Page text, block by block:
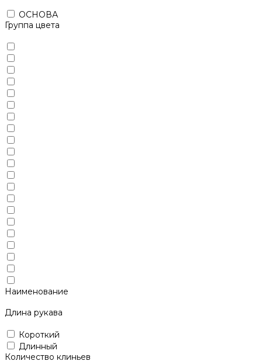
ОСНОВА
Группа цвета
Наименование
Длина рукава
Короткий
Длинный
Количество клиньев